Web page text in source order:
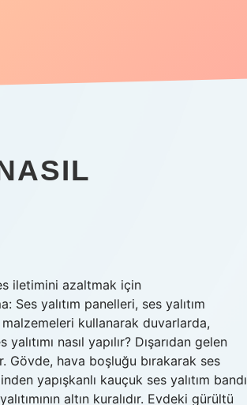
iletimini azaltmak için
yalıtım panelleri, ses yalıtım
kullanarak duvarlarda,
nasıl yapılır? Dışarıdan gelen
Gövde, hava boşluğu bırakarak ses
yapışkanlı kauçuk ses yalıtım bandı
altın kuralıdır. Evdeki gürültü